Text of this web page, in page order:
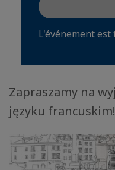
L'événement est
Zapraszamy na
języku